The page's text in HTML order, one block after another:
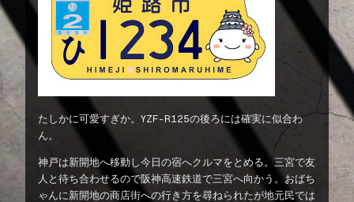
たしかに可愛すぎか。YZF-R125の後ろには確実に似合わ
ん。
神戸は新開地へ移動し今日の宿へクルマをとめる。三宮で友
人と待ち合わせるので阪神高速鉄道で三宮へ向かう。おばち
ゃんに新開地の商店街への行き方を尋ねられたが地元民では